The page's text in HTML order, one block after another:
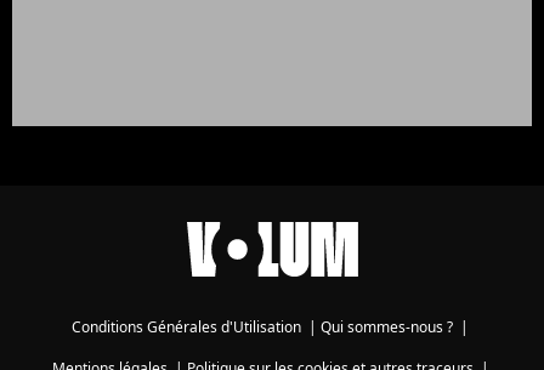
Conditions Générales d'Utilisation | Qui sommes-nous ? |